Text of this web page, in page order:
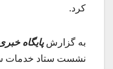
کرد.
به گزارشپایگاه
نشست ستاد خدمات